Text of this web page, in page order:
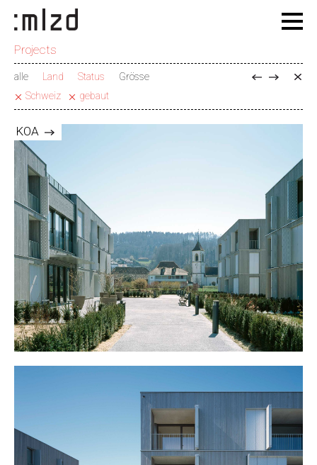
Projects
alle Land Status
Grösse
Schweiz
gebaut
KOA